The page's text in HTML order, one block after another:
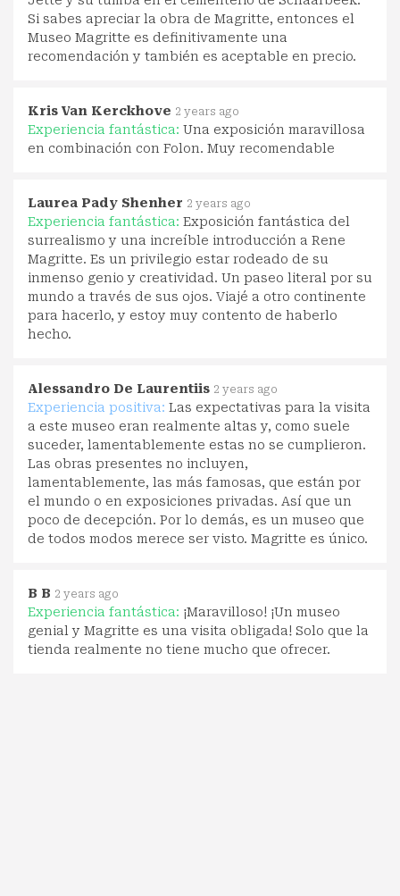
Si sabes apreciar la obra de Magritte, entonces el
Museo Magritte es definitivamente una
recomendación y también es aceptable en precio.
Kris Van Kerckhove 2 years ago
Experiencia fantástica: Una exposición maravillosa
en combinación con Folon. Muy recomendable
Laurea Pady Shenher 2 years ago
Experiencia fantástica: Exposición fantástica del
surrealismo y una increíble introducción a Rene
Magritte. Es un privilegio estar rodeado de su
inmenso genio y creatividad. Un paseo literal por su
mundo a través de sus ojos. Viajé a otro continente
para hacerlo, y estoy muy contento de haberlo
hecho.
Alessandro De Laurentiis 2 years ago
Experiencia positiva: Las expectativas para la visita
a este museo eran realmente altas y, como suele
suceder, lamentablemente estas no se cumplieron.
Las obras presentes no incluyen,
lamentablemente, las más famosas, que están por
el mundo o en exposiciones privadas. Así que un
poco de decepción. Por lo demás, es un museo que
de todos modos merece ser visto. Magritte es único.
B B 2 years ago
Experiencia fantástica: ¡Maravilloso! ¡Un museo
genial y Magritte es una visita obligada! Solo que la
tienda realmente no tiene mucho que ofrecer.